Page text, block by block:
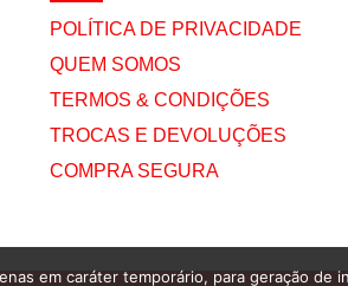
POLÍTICA DE PRIVACIDADE
QUEM SOMOS
TERMOS & CONDIÇÕES
TROCAS E DEVOLUÇÕES
COMPRA SEGURA
em caráter temporário, para geração